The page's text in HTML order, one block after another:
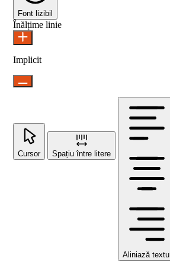
Font lizibil
Înălțime linie
Implicit
Cursor Spațiu între litere
Aliniază textul